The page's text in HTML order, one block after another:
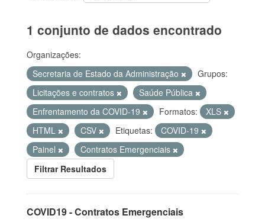
1 conjunto de dados encontrado
Organizações:
Secretaria de Estado da Administração
Grupos:
Licitações e contratos
Saúde Pública
Enfrentamento da COVID-19
Formatos:
XLS
HTML
CSV Etiquetas:
COVID-19
Painel
Contratos Emergenciais
Filtrar Resultados
COVID19 - Contratos Emergenciais